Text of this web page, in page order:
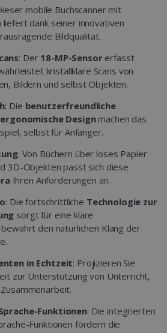
mobile Buchscanner mit
liefert dank seiner innovativen
Bildqualität.
: Der 18-MP-Sensorerfasst
kristallklare Scans von
Bildern und selbst Objekten.
Die benutzerfreundliche
ergonomische Designmachen das
selbst für Anfänger.
: Von Büchern über loses Papier
3D-Objekten passt sich diese
Ihren Anforderungen an.
: Die fortschrittliche Technologie zur
sorgt für eine klare
den natürlichen Klang der
in Echtzeit: Projizieren Sie
zur Unterstützung von Unterricht,
Funktionen: Die integrierten
Funktionen fördern die